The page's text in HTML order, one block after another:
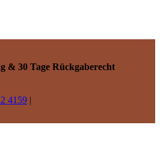
& 30 Tage Rückgaberecht
4159 |